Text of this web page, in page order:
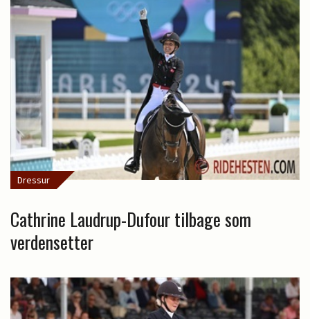
Dressur
Cathrine Laudrup-Dufour tilbage som
verdensetter